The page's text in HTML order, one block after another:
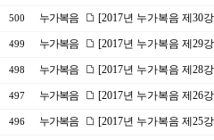
500 누가복음 [2017년 누가복음 제30
499 누가복음 [2017년 누가복음 제29
498 누가복음 [2017년 누가복음 제28
497 누가복음 [2017년 누가복음 제26
496 누가복음 [2017년 누가복음 제25